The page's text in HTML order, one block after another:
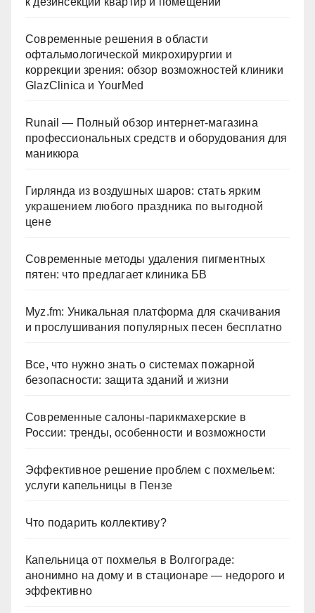
Современные решения в области
офтальмологической микрохирургии и
коррекции зрения: обзор возможностей клиники
GlazClinica и YourMed
Runail — Полный обзор интернет-магазина
профессиональных средств и оборудования для
маникюра
Гирлянда из воздушных шаров: стать ярким
украшением любого праздника по выгодной
цене
Современные методы удаления пигментных
пятен: что предлагает клиника БВ
Myz.fm: Уникальная платформа для скачивания
и прослушивания популярных песен бесплатно
Все, что нужно знать о системах пожарной
безопасности: защита зданий и жизни
Современные салоны-парикмахерские в
России: тренды, особенности и возможности
Эффективное решение проблем с похмельем:
услуги капельницы в Пензе
Что подарить коллективу?
Капельница от похмелья в Волгограде:
анонимно на дому и в стационаре — недорого и
эффективно